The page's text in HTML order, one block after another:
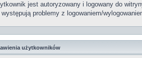
jest autoryzowany i logowany do
problemy z logowaniem/
użytkowników